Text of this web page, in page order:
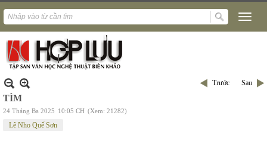
Trước Sau
TÌM
24 Tháng Ba 2025 10:05 CH (Xem: 21282)
Lê Nho Quế Sơn